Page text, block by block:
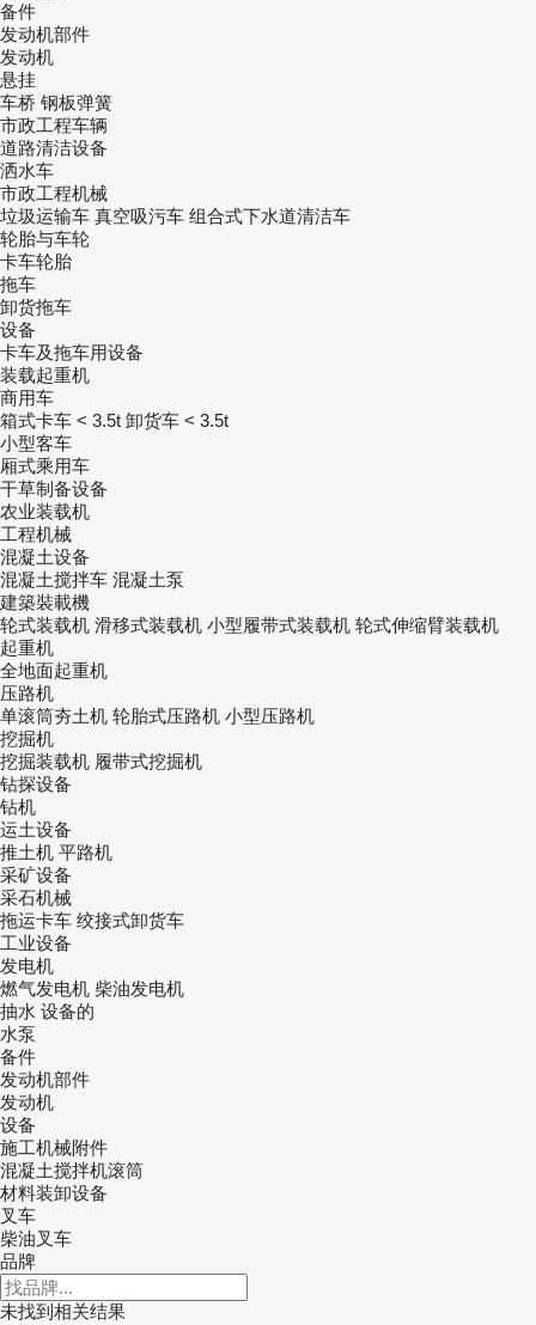
备件
发动机部件
发动机
悬挂
车桥 钢板弹簧
市政工程车辆
道路清洁设备
洒水车
市政工程机械
垃圾运输车 真空吸污车 组合式下水道清洁车
轮胎与车轮
卡车轮胎
拖车
卸货拖车
设备
卡车及拖车用设备
装载起重机
商用车
箱式卡车 < 3.5t 卸货车 < 3.5t
小型客车
厢式乘用车
干草制备设备
农业装载机
工程机械
混凝土设备
混凝土搅拌车 混凝土泵
建築裝載機
轮式装载机 滑移式装载机 小型履带式装载机 轮式伸缩臂装载机
起重机
全地面起重机
压路机
单滚筒夯土机 轮胎式压路机 小型压路机
挖掘机
挖掘装载机 履带式挖掘机
钻探设备
钻机
运土设备
推土机 平路机
采矿设备
采石机械
拖运卡车 绞接式卸货车
工业设备
发电机
燃气发电机 柴油发电机
抽水 设备的
水泵
备件
发动机部件
发动机
设备
施工机械附件
混凝土搅拌机滚筒
材料装卸设备
叉车
柴油叉车
品牌
未找到相关结果